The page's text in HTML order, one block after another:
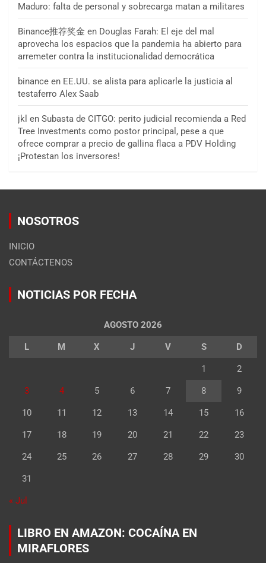
Maduro: falta de personal y sobrecarga matan a militares
Binance推荐奖金 en Douglas Farah: El eje del mal
aprovecha los espacios que la pandemia ha abierto para
arremeter contra la institucionalidad democrática
binance en EE.UU. se alista para aplicarle la justicia al
testaferro Alex Saab
jkl en Subasta de CITGO: perito judicial recomienda a Red
Tree Investments como postor principal, pese a que
ofrece comprar a precio de gallina flaca a PDV Holding
¡Protestan los inversores!
NOSOTROS
INICIO
CONTÁCTENOS
NOTICIAS POR FECHA
AGOSTO 2026
L M X J V S D
1 2
3 4 5 6 7 8 9
10 11 12 13 14 15 16
17 18 19 20 21 22 23
24 25 26 27 28 29 30
31
« Jul
LIBRO EN AMAZON: COCAÍNA EN
MIRAFLORES